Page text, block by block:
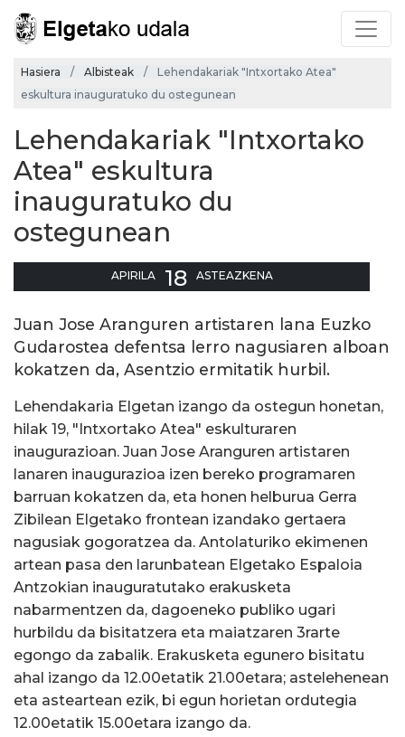
Hasiera Albisteak
Lehendakariak "Intxortako Atea"
eskultura inauguratuko du ostegunean
Lehendakariak "Intxortako
Atea" eskultura
inauguratuko du
ostegunean
APIRILA 18 ASTEAZKENA
Juan Jose Aranguren artistaren lana Euzko
Gudarostea defentsa lerro nagusiaren alboan
kokatzen da, Asentzio ermitatik hurbil.
Lehendakaria Elgetan izango da ostegun honetan,
hilak 19, "Intxortako Atea" eskulturaren
inaugurazioan. Juan Jose Aranguren artistaren
lanaren inaugurazioa izen bereko programaren
barruan kokatzen da, eta honen helburua Gerra
Zibilean Elgetako frontean izandako gertaera
nagusiak gogoratzea da. Antolaturiko ekimenen
artean pasa den larunbatean Elgetako Espaloia
Antzokian inauguratutako erakusketa
nabarmentzen da, dagoeneko publiko ugari
hurbildu da bisitatzera eta maiatzaren 3rarte
egongo da zabalik. Erakusketa egunero bisitatu
ahal izango da 12.00etatik 21.00etara; astelehenean
eta asteartean ezik, bi egun horietan ordutegia
12.00etatik 15.00etara izango da.